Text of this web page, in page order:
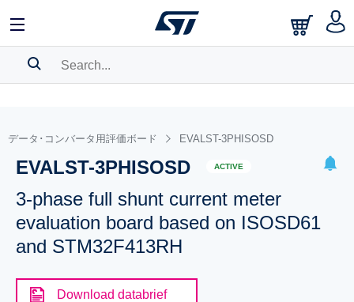
BOOKMARK
Please log in to show your saved searches.
データ･コンバータ用評価ボード EVALST-3PHISOSD
EVALST-3PHISOSD ACTIVE
3-phase full shunt current meter
evaluation board based on ISOSD61
and STM32F413RH
Download databrief